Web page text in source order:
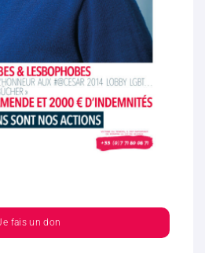
fais un don